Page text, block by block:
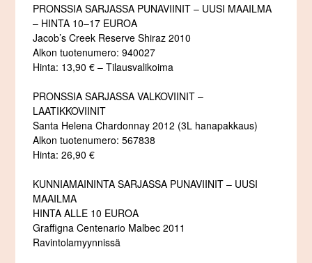
PRONSSIA SARJASSA PUNAVIINIT – UUSI MAAILMA
– HINTA 10–17 EUROA
Jacob’s Creek Reserve Shiraz 2010
Alkon tuotenumero: 940027
Hinta: 13,90 € – Tilausvalikoima
PRONSSIA SARJASSA VALKOVIINIT –
LAATIKKOVIINIT
Santa Helena Chardonnay 2012 (3L hanapakkaus)
Alkon tuotenumero: 567838
Hinta: 26,90 €
KUNNIAMAININTA SARJASSA PUNAVIINIT – UUSI
MAAILMA
HINTA ALLE 10 EUROA
Graffigna Centenario Malbec 2011
Ravintolamyynnissä